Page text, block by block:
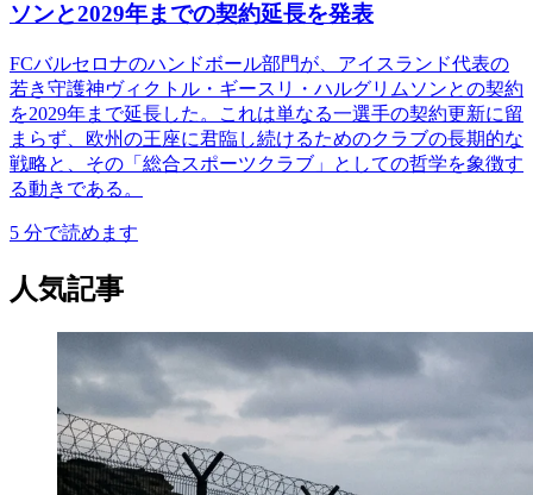
ソンと2029年までの契約延長を発表
FCバルセロナのハンドボール部門が、アイスランド代表の
若き守護神ヴィクトル・ギースリ・ハルグリムソンとの契約
を2029年まで延長した。これは単なる一選手の契約更新に留
まらず、欧州の王座に君臨し続けるためのクラブの長期的な
戦略と、その「総合スポーツクラブ」としての哲学を象徴す
る動きである。
5 分で読めます
人気記事